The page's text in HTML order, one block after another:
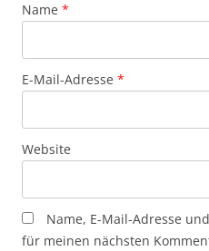
Name *
E-Mail-Adresse *
Website
Name, E-Mail-Adresse
für meinen nächsten